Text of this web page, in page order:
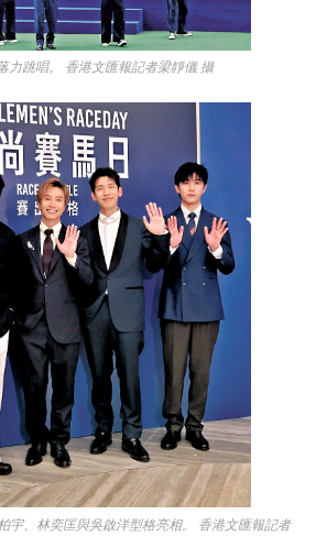
力跳唱。 香港文匯報記者梁靜儀 攝
宇、林奕匡與吳啟洋型格亮相。 香港文匯報記者